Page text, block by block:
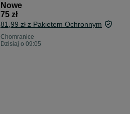
Nowe
75 zł
81,99 zł z Pakietem Ochronnym
Chomranice
Dzisiaj o 09:05